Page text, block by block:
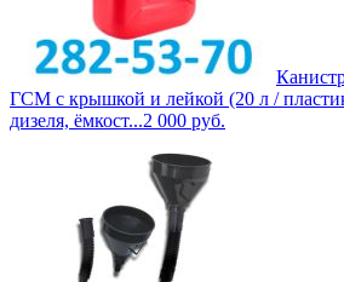
ГСМ с крышкой и лейкой (20 л /
дизеля, ёмкост...2 000 руб.